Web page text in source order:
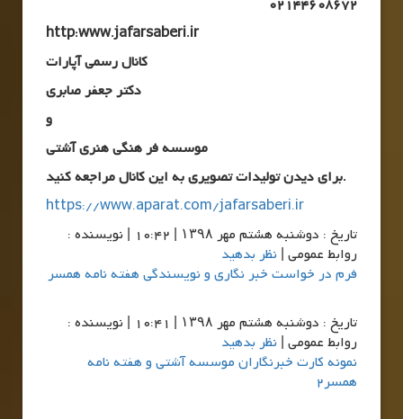
02144608672
http:www.jafarsaberi.ir
کانال رسمی آپارات
دکتر جعفر صابری
و
موسسه فر هنگی هنری آشتی
برای دیدن تولیدات تصویری به این کانال مراجعه کنید.
https://www.aparat.com/jafarsaberi.ir
تاريخ : دوشنبه هشتم مهر ۱۳۹۸ | 10:42 | نویسنده :
روابط عمومی | نظر بدهید
فرم در خواست خبر نگاری و نویسندگی هفته نامه همسر
تاريخ : دوشنبه هشتم مهر ۱۳۹۸ | 10:41 | نویسنده :
روابط عمومی | نظر بدهید
نمونه کارت خبرنگاران موسسه آشتی و هفته نامه
همسر2